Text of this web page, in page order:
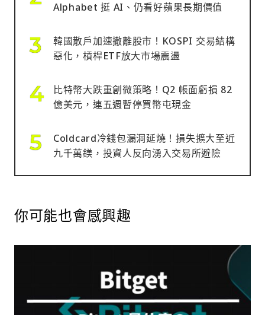
Alphabet 挺 AI、仍看好蘋果長期價值
韓國散戶加速撤離股市！KOSPI 交易結構
惡化，槓桿ETF放大市場震盪
比特幣大跌重創微策略！Q2 帳面虧損 82
億美元，連五週暫停買幣屯現金
Coldcard冷錢包漏洞延燒！損失擴大至近
九千萬鎂，投資人反向湧入交易所避險
你可能也會感興趣